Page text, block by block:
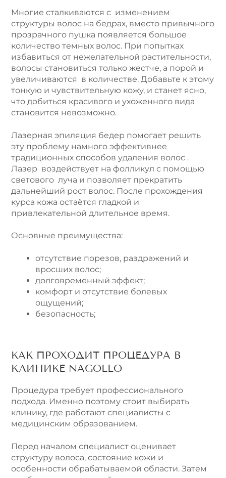
Многие сталкиваются с изменением
структуры волос на бедрах, вместо привычного
прозрачного пушка появляется большое
количество темных волос. При попытках
избавиться от нежелательной растительности,
волосы становиться только жестче, а порой и
увеличиваются в количестве. Добавьте к этому
тонкую и чувствительную кожу, и станет ясно,
что добиться красивого и ухоженного вида
становится невозможно.
Лазерная эпиляция бедер помогает решить
эту проблему намного эффективнее
традиционных способов удаления волос .
Лазер воздействует на фолликул с помощью
светового луча и позволяет прекратить
дальнейший рост волос. После прохождения
курса кожа остаётся гладкой и
привлекательной длительное время.
Основные преимущества:
отсутствие порезов, раздражений и
вросших волос;
долговременный эффект;
комфорт и отсутствие болевых
ощущений;
безопасность;
КАК ПРОХОДИТ ПРОЦЕДУРА В
КЛИНИКЕ NAGOLLO
Процедура требует профессионального
подхода. Именно поэтому стоит выбирать
клинику, где работают специалисты с
медицинским образованием.
Перед началом специалист оценивает
структуру волоса, состояние кожи и
особенности обрабатываемой области. Затем